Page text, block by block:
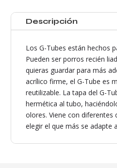
Descripción
Los G-Tubes están hechos
Pueden ser porros recién
quieras guardar para más
acrílico firme, el G-Tube es
reutilizable. La tapa del G-
hermética al tubo,
olores. Viene con diferentes
elegir el que más se adapte